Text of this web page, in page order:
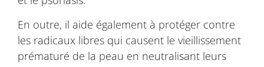
En outre, il aide également à protéger contre
les radicaux libres qui causent le vieillissement
prématuré de la peau en neutralisant leurs